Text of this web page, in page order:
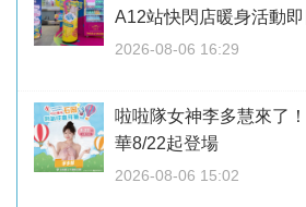
A12站快閃店暖身活動
2026-08-06 16:29
啦啦隊女神李多慧來了
華8/22起登場
2026-08-06 15:02